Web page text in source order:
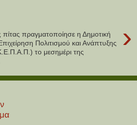
›
πραγματοποίησε η Δημοτική
Πολιτισμού και Ανάπτυξης
το μεσημέρι της